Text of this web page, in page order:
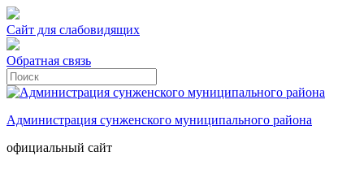
Сайт для слабовидящих
Обратная связь
Администрация сунженского муниципального района
официальный сайт